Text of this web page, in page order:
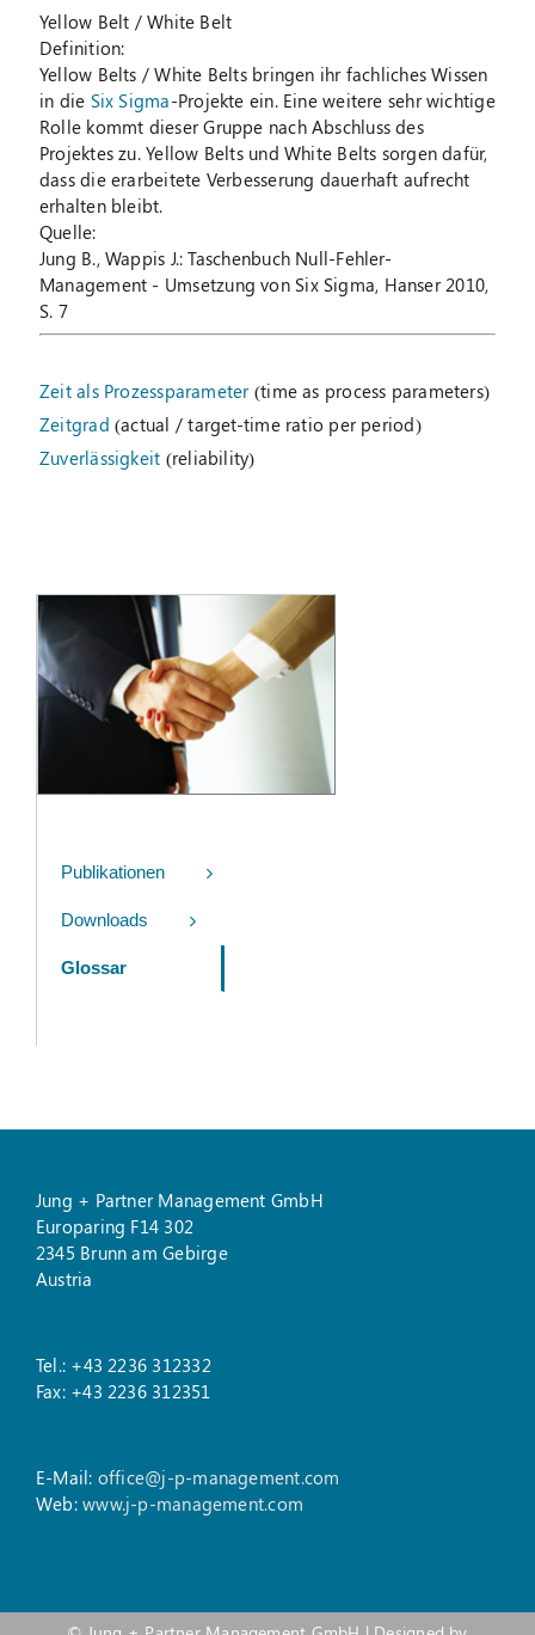
Yellow Belt / White Belt
Definition:
Yellow Belts / White Belts bringen ihr fachliches Wissen
in die Six Sigma-Projekte ein. Eine weitere sehr wichtige
Rolle kommt dieser Gruppe nach Abschluss des
Projektes zu. Yellow Belts und White Belts sorgen dafür,
dass die erarbeitete Verbesserung dauerhaft aufrecht
erhalten bleibt.
Quelle:
Jung B., Wappis J.: Taschenbuch Null-Fehler-
Management - Umsetzung von Six Sigma, Hanser 2010,
S. 7
Zeit als Prozessparameter(time as process parameters)
Zeitgrad (actual / target-time ratio per period)
Zuverlässigkeit (reliability)
Publikationen
Downloads
Glossar
Jung + Partner Management GmbH
Europaring F14 302
2345 Brunn am Gebirge
Austria
Tel.: +43 2236 312332
Fax: +43 2236 312351
E-Mail: office@j-p-management.com
Web:www.j-p-management.com